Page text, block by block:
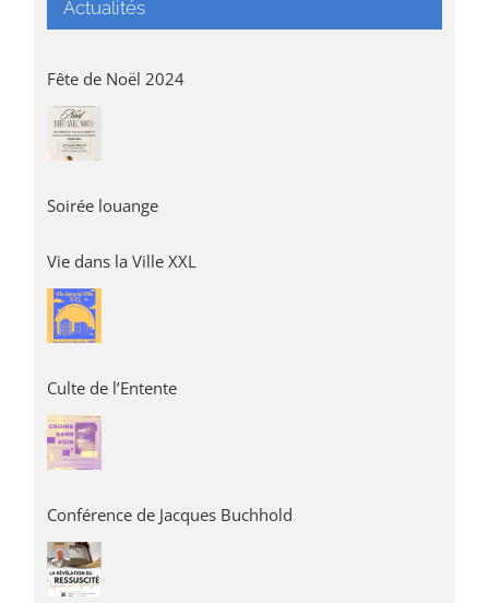
Actualités
Fête de Noël 2024
Soirée louange
Vie dans la Ville XXL
Culte de l’Entente
Conférence de Jacques Buchhold